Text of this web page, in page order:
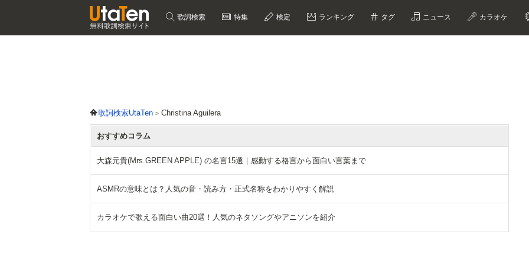
歌詞検索 特集 検定 ランキング タグ ニュース カラオケ
歌詞検索UtaTen Christina Aguilera
おすすめコラム
大森元貴(Mrs.GREEN APPLE) の名言15選｜感動する格言から面白い言葉まで
ASMRの意味とは？人気の音・読み方・正式名称をわかりやすく解説
カラオケで歌える面白い曲20選！人気のネタソングやアニソンを紹介